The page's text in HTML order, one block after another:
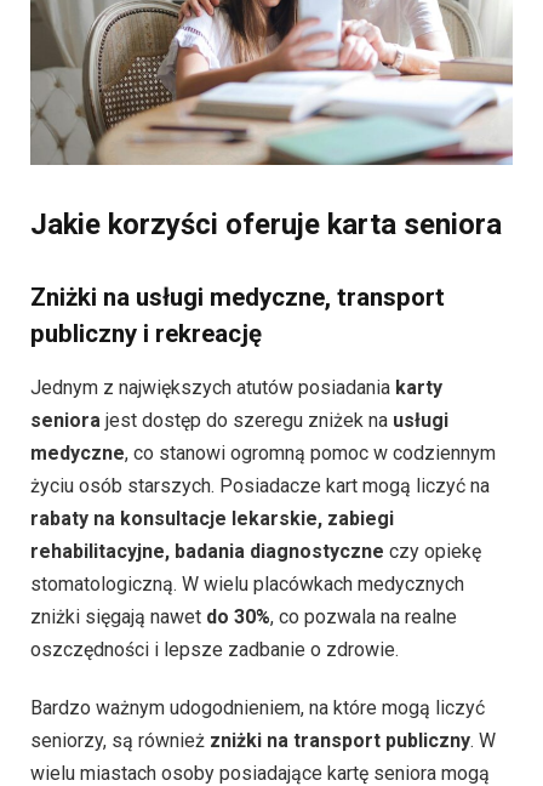
Jakie korzyści oferuje karta seniora
Zniżki na usługi medyczne, transport
publiczny i rekreację
Jednym z największych atutów posiadania karty
seniora jest dostęp do szeregu zniżek na usługi
medyczne, co stanowi ogromną pomoc w codziennym
życiu osób starszych. Posiadacze kart mogą liczyć na
rabaty na konsultacje lekarskie, zabiegi
rehabilitacyjne, badania diagnostyczne czy opiekę
stomatologiczną. W wielu placówkach medycznych
zniżki sięgają nawet do 30%, co pozwala na realne
oszczędności i lepsze zadbanie o zdrowie.
Bardzo ważnym udogodnieniem, na które mogą liczyć
seniorzy, są również zniżki na transport publiczny. W
wielu miastach osoby posiadające kartę seniora mogą